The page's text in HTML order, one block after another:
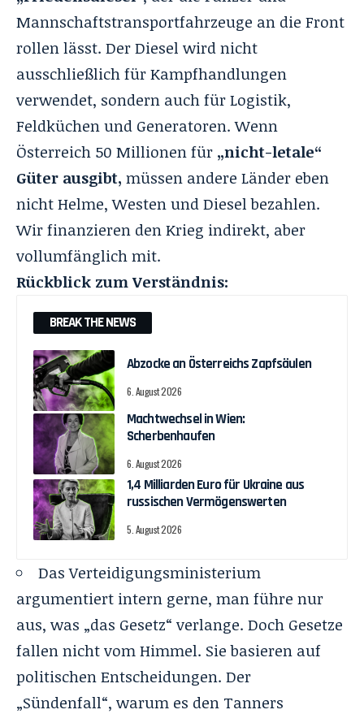
Mannschaftstransportfahrzeuge an die Front
rollen lässt. Der Diesel wird nicht
ausschließlich für Kampfhandlungen
verwendet, sondern auch für Logistik,
Feldküchen und Generatoren. Wenn
Österreich 50 Millionen für „nicht-letale“
Güter ausgibt, müssen andere Länder eben
nicht Helme, Westen und Diesel bezahlen.
Wirfinanzieren den Krieg indirekt, aber
vollumfänglich mit.
Rückblick zum Verständnis:
BREAK THE NEWS
Abzocke an Österreichs Zapfsäulen
6. August 2026
Machtwechsel in Wien:
Scherbenhaufen
6. August 2026
1,4 Milliarden Euro für Ukraine aus
russischen Vermögenswerten
5. August 2026
Das Verteidigungsministerium
argumentiert intern gerne, man führe nur
aus, was „das Gesetz“ verlange. Doch Gesetze
fallen nicht vom Himmel. Sie basieren auf
politischen Entscheidungen. Der
„Sündenfall“, warum es den Tanners